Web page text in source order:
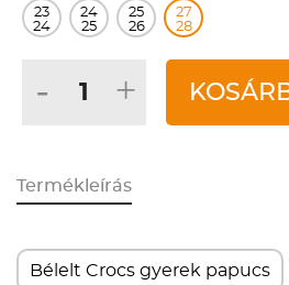
23
24
24
25
25
26
27
28
- +
Termékleírás
Bélelt Crocs gyerek papucs